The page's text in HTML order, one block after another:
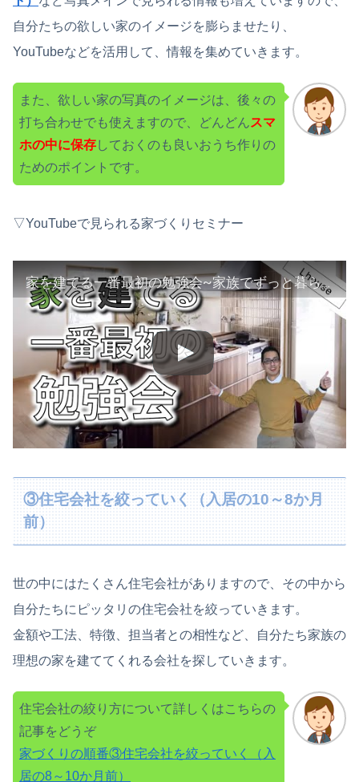
自分たちの欲しい家のイメージを膨らませたり、
YouTubeなどを活用して、情報を集めていきます。
また、欲しい家の写真のイメージは、後々の
打ち合わせでも使えますので、どんどんスマ
ホの中に保存しておくのも良いおうち作りの
ためのポイントです。
▽YouTubeで見られる家づくりセミナー
家を建てる一番最初の勉強会~家族でずっと暮らせる~【エルハウス福田のWeb勉強会】
③住宅会社を絞っていく（入居の10～8か月
前）
世の中にはたくさん住宅会社がありますので、その中から
自分たちにピッタリの住宅会社を絞っていきます。
金額や工法、特徴、担当者との相性など、自分たち家族の
理想の家を建ててくれる会社を探していきます。
住宅会社の絞り方について詳しくはこちらの
記事をどうぞ
家づくりの順番③住宅会社を絞っていく（入
居の8～10か月前）